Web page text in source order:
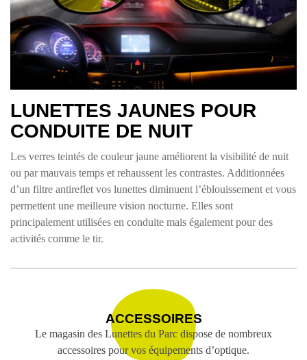
lunettes conduite de nuit
LUNETTES JAUNES POUR
CONDUITE DE NUIT
Les verres teintés de couleur jaune améliorent la visibilité de nuit
ou par mauvais temps et rehaussent les contrastes. Additionnées
d’un filtre antireflet vos lunettes diminuent l’éblouissement et vous
permettent une meilleure vision nocturne. Elles sont
principalement utilisées en conduite mais également pour des
activités comme le tir.
ACCESSOIRES
Le magasin des Lunettes du Parc dispose de nombreux
accessoires pour vos équipements d’optique.